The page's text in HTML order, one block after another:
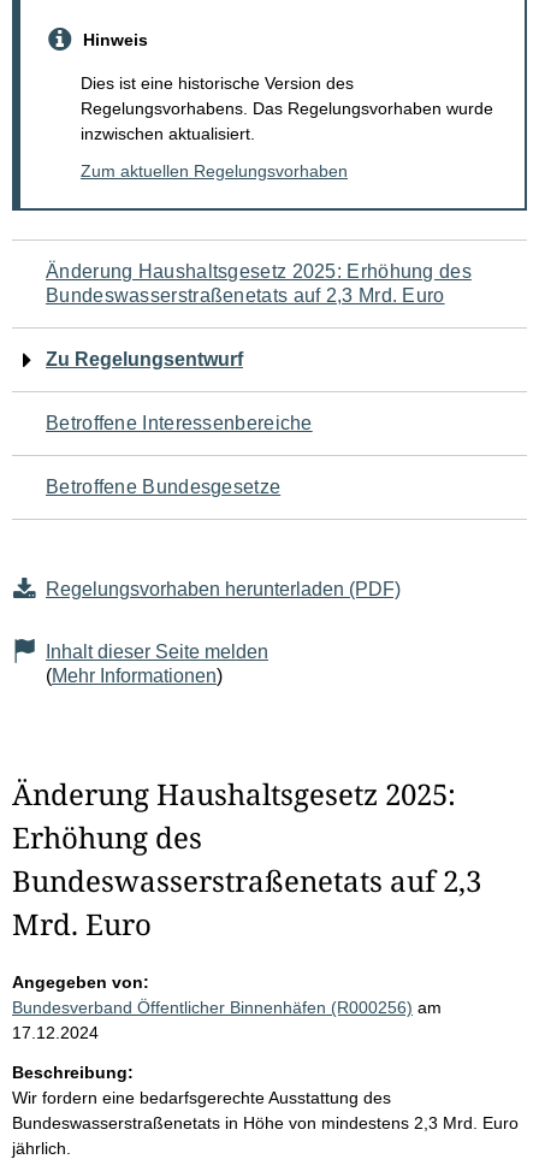
Hinweis
Dies ist eine historische Version des
Regelungsvorhabens. Das Regelungsvorhaben wurde
inzwischen aktualisiert.
Zum aktuellen Regelungsvorhaben
Navigation
für
den
Seiteninhalt
Änderung Haushaltsgesetz 2025: Erhöhung des
Bundeswasserstraßenetats auf 2,3 Mrd. Euro
Zu Regelungsentwurf
Betroffene Interessenbereiche
Betroffene Bundesgesetze
Regelungsvorhaben herunterladen (PDF)
Inhalt dieser Seite melden
(Mehr Informationen)
Änderung Haushaltsgesetz 2025:
Erhöhung des
Bundeswasserstraßenetats auf 2,3
Mrd. Euro
Angegeben von:
Bundesverband Öffentlicher Binnenhäfen (R000256) am
17.12.2024
Beschreibung:
Wir fordern eine bedarfsgerechte Ausstattung des
Bundeswasserstraßenetats in Höhe von mindestens 2,3 Mrd. Euro
jährlich.